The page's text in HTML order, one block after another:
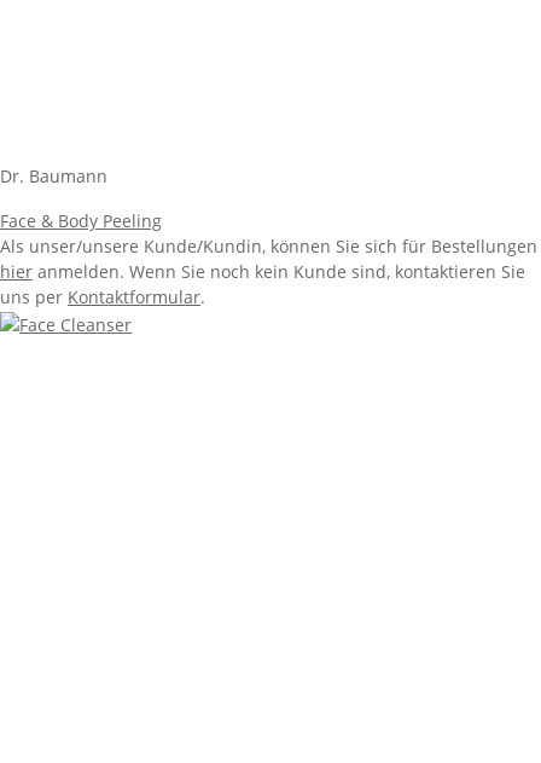
Dr. Baumann
Face & Body Peeling
Als unser/unsere Kunde/Kundin, können Sie sich für Bestellungen
hier anmelden. Wenn Sie noch kein Kunde sind, kontaktieren Sie
uns per Kontaktformular.